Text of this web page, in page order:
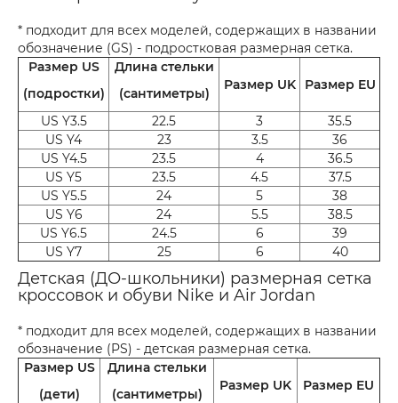
* подходит для всех моделей, содержащих в названии
обозначение (GS) - подростковая размерная сетка.
Размер US
(подростки)
Длина стельки
(сантиметры)
Размер UK Размер EU
US Y3.5 22.5 3
35.5
US Y4
23 3.5
36
US Y4.5
23.5 4
36.5
US Y5
23.5 4.5
37.5
US Y5.5
24 5
38
US Y6
24 5.5
38.5
US Y6.5
24.5 6
39
US Y7
25 6 40
Детская (ДО-школьники) размерная сетка
кроссовок и обуви Nike и Air Jordan
* подходит для всех моделей, содержащих в названии
обозначение (PS) - детская размерная сетка.
Размер US
(дети)
Длина стельки
(сантиметры)
Размер UK Размер EU